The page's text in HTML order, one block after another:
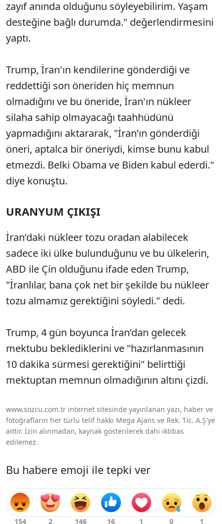
zayıf anında olduğunu söyleyebilirim. Yaşam
desteğine bağlı durumda." değerlendirmesini
yaptı.
Trump, İran'ın kendilerine gönderdiği ve
reddettiği son öneriden hiç memnun
olmadığını ve bu öneride, İran'ın nükleer
silaha sahip olmayacağı taahhüdünü
yapmadığını aktararak, "İran’ın gönderdiği
öneri, aptalca bir öneriydi, kimse bunu kabul
etmezdi. Belki Obama ve Biden kabul ederdi."
diye konuştu.
URANYUM ÇIKIŞI
İran’daki nükleer tozu oradan alabilecek
sadece iki ülke bulunduğunu ve bu ülkelerin,
ABD ile Çin olduğunu ifade eden Trump,
"İranlılar, bana çok net bir şekilde bu nükleer
tozu almamız gerektiğini söyledi." dedi.
Trump, 4 gün boyunca İran’dan gelecek
mektubu beklediklerini ve "hazırlanmasının
10 dakika sürmesi gerektiğini" belirttiği
mektuptan memnun olmadığının altını çizdi.
www.sozcu.com.tr internet sitesinde yayınlanan yazı, haber ve
fotoğrafların her türlü telif hakkı Mega Ajans ve Rek. Tic. A.Ş'ye
aittir. İzin alınmadan, kaynak gösterilerek dahi iktibas
edilemez.
Bu habere emoji ile tepki ver